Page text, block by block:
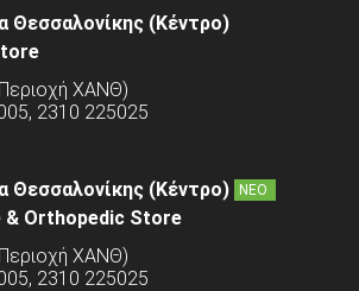
Θεσσαλονίκης (Κέντρο)
ΧΑΝΘ)
2310 225025
Θεσσαλονίκης (Κέντρο) ΝΕΟ
& Orthopedic Store
ΧΑΝΘ)
2310 225025